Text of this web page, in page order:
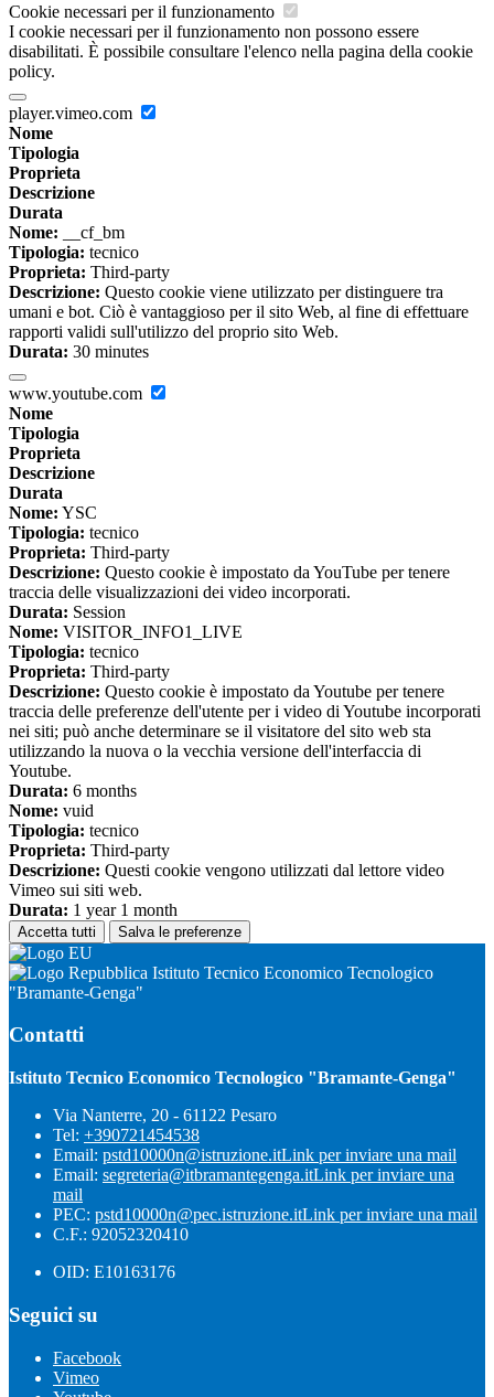
Cookie necessari per il funzionamento
I cookie necessari per il funzionamento non possono essere
disabilitati. È possibile consultare l'elenco nella pagina della cookie
policy.
player.vimeo.com
Nome
Tipologia
Proprieta
Descrizione
Durata
Nome: __cf_bm
Tipologia: tecnico
Proprieta: Third-party
Descrizione: Questo cookie viene utilizzato per distinguere tra
umani e bot. Ciò è vantaggioso per il sito Web, al fine di effettuare
rapporti validi sull'utilizzo del proprio sito Web.
Durata: 30 minutes
www.youtube.com
Nome
Tipologia
Proprieta
Descrizione
Durata
Nome: YSC
Tipologia: tecnico
Proprieta: Third-party
Descrizione: Questo cookie è impostato da YouTube per tenere
traccia delle visualizzazioni dei video incorporati.
Durata: Session
Nome: VISITOR_INFO1_LIVE
Tipologia: tecnico
Proprieta: Third-party
Descrizione: Questo cookie è impostato da Youtube per tenere
traccia delle preferenze dell'utente per i video di Youtube incorporati
nei siti; può anche determinare se il visitatore del sito web sta
utilizzando la nuova o la vecchia versione dell'interfaccia di
Youtube.
Durata: 6 months
Nome: vuid
Tipologia: tecnico
Proprieta: Third-party
Descrizione: Questi cookie vengono utilizzati dal lettore video
Vimeo sui siti web.
Durata: 1 year 1 month
Accetta tutti Salva le preferenze
Istituto Tecnico Economico Tecnologico
"Bramante-Genga"
Contatti
Istituto Tecnico Economico Tecnologico "Bramante-Genga"
Via Nanterre, 20 - 61122 Pesaro
Tel: +390721454538
Email: pstd10000n@istruzione.itLink per inviare una mail
Email: segreteria@itbramantegenga.itLink per inviare una
mail
PEC: pstd10000n@pec.istruzione.itLink per inviare una mail
C.F.: 92052320410
OID: E10163176
Seguici su
Facebook
Vimeo